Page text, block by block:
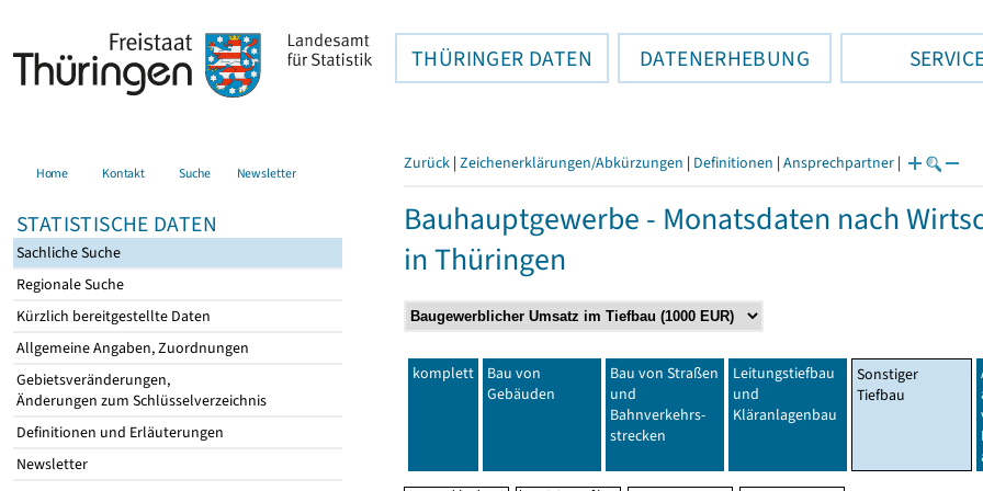
THÜRINGER DATEN DATENERHEBUNG
Home Kontakt Suche Newsletter
STATISTISCHE DATEN
Sachliche Suche
Regionale Suche
Kürzlich bereitgestellte Daten
Allgemeine Angaben, Zuordnungen
Gebietsveränderungen,
Änderungen zum Schlüsselverzeichnis
Definitionen und Erläuterungen
Newsletter
Zurück | Zeichenerklärungen/Abkürzungen | Definitionen | Ansprechpartner |
Bauhauptgewerbe - Monatsdaten nach
in Thüringen
komplett
Bau von
Gebäuden
Bau von Straßen
und
Bahnverkehrs-
strecken
Leitungstiefbau
und
Kläranlagenbau
Sonstiger
Tiefbau